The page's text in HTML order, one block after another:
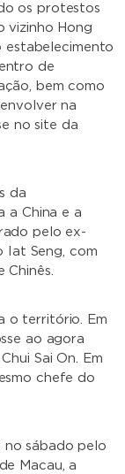
os protestos
vizinho Hong
estabelecimento
de
bem como
na
no site da
da
a China e a
pelo ex-
Iat Seng, com
o território. Em
ao agora
Sai On. Em
chefe do
no sábado pelo
Macau, a